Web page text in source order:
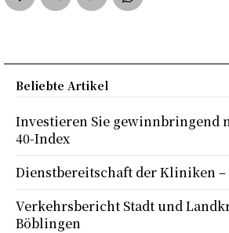
Beliebte Artikel
Investieren Sie gewinnbringend
40-Index
Dienstbereitschaft der Kliniken
Verkehrsbericht Stadt und
Böblingen